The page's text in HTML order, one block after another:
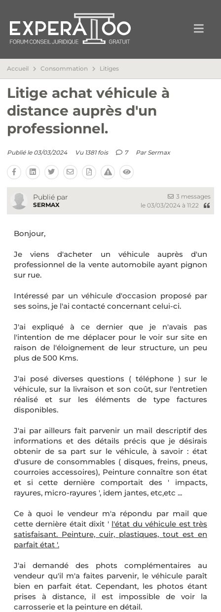
Accueil Consommation Litiges
Litige achat véhicule à
distance auprès d'un
professionnel.
Publié le 03/03/2024 Vu 1381 fois 7 Par Sermax
Publié par
SERMAX
3 messages
le 03/03/2024 à 11:22
Bonjour,
Je viens d'acheter un véhicule auprès d'un
professionnel de la vente automobile ayant pignon
sur rue.
Intéressé par un véhicule d'occasion proposé par
ses soins, je l'ai contacté concernant celui-ci.
J'ai expliqué à ce dernier que je n'avais pas
l'intention de me déplacer pour le voir sur site en
raison de l'éloignement de leur structure, un peu
plus de 500 Kms.
J'ai posé diverses questions ( téléphone ) sur le
véhicule, sur la livraison et son coût, sur l'entretien
réalisé et sur les éléments de type factures
disponibles.
J'ai par ailleurs fait parvenir un mail descriptif des
informations et des détails précis que je désirais
obtenir de sa part sur le véhicule, à savoir : état
d'usure de consommables ( disques, freins, pneus,
courroies accessoires), Peinture connaître son état
et si cette dernière comportait des ' impacts,
rayures, micro-rayures ', idem jantes, etc,etc ...
Ce à quoi le vendeur m'a répondu par mail que
cette dernière était dixit ' l'état du véhicule est très
satisfaisant. Peinture, cuir, plastiques, tout est en
parfait état '.
J'ai demandé des phots complémentaires au
vendeur qu'il m'a faites parvenir, le véhicule paraît
bien en parfait état. Cependant, les photos étant
prises à distance, il est impossible de voir la
carrosserie et la peinture en détail.